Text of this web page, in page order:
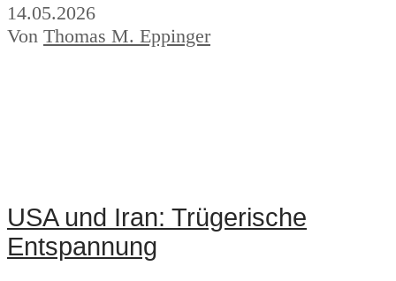
14.05.2026
Von Thomas M. Eppinger
USA und Iran: Trügerische
Entspannung